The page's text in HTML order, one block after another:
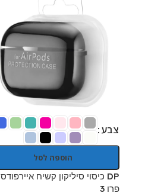
צבע
הוספה לסל
DP כיסוי סיליקון קשיח איירפודס
פרו 3